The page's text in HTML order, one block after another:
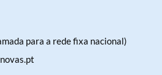
para a rede fixa nacional)